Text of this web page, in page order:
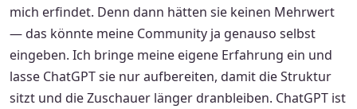
mich erfindet. Denn dann hätten sie keinen Mehrwert
— das könnte meine Community ja genauso selbst
eingeben. Ich bringe meine eigene Erfahrung ein und
lasse ChatGPT sie nur aufbereiten, damit die Struktur
sitzt und die Zuschauer länger dranbleiben. ChatGPT ist